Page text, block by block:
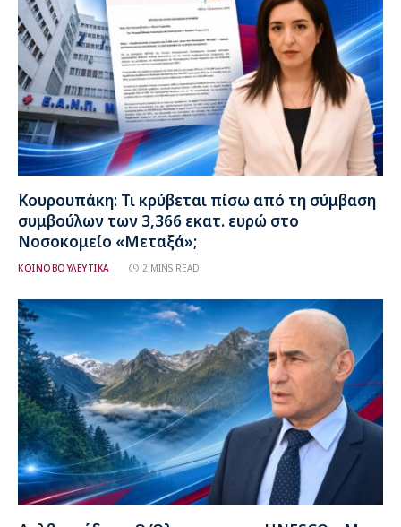
Κουρουπάκη: Τι κρύβεται πίσω από τη σύμβαση
συμβούλων των 3,366 εκατ. ευρώ στο
Νοσοκομείο «Μεταξά»;
ΚΟΙΝΟΒΟΥΛΕΥΤΙΚΑ 2 MINS READ